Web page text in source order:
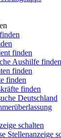
finden
Aushilfe finden
finden
finden
finden
Deutschland
schalten
Stellenanzeige